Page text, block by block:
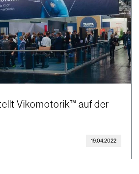
Vikomotorik™ auf der
19.04.2022